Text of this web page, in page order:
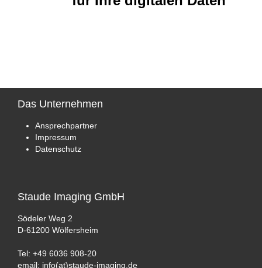
Das Unternehmen
Ansprechpartner
Impressum
Datenschutz
Staude Imaging GmbH
Södeler Weg 2
D-61200 Wölfersheim
Tel: +49 6036 908-20
email: info(at)staude-imaging.de